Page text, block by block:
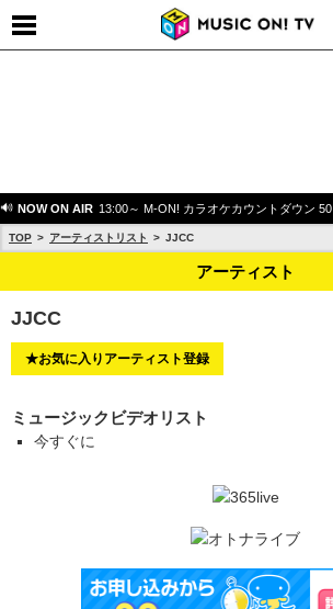
NOW ON AIR 13:00～ M-ON! カラオケカウントダウン 50
TOP アーティストリスト JJCC
アーティスト
JJCC
★お気に入りアーティスト登録
ミュージックビデオリスト
今すぐに